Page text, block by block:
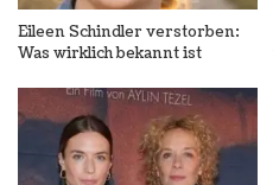
Eileen Schindler verstorben:
Was wirklich bekannt ist